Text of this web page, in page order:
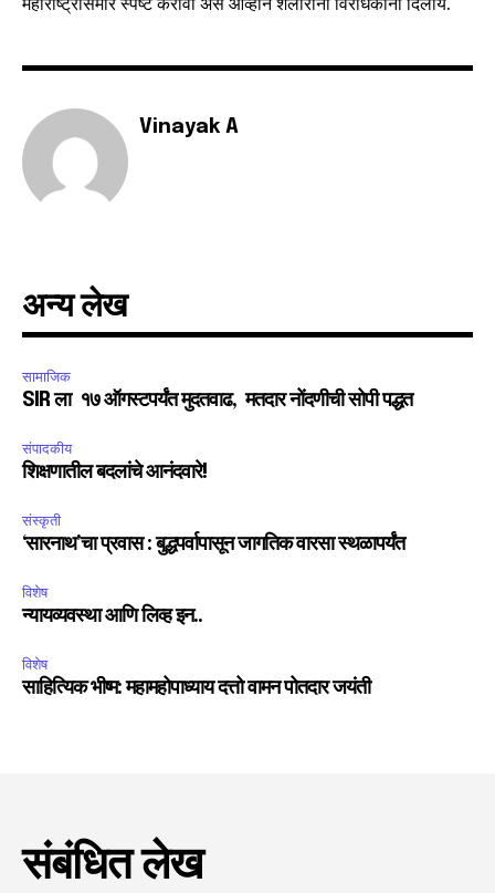
Vinayak A
अन्य लेख
सामाजिक
SIR ला १७ ऑगस्टपर्यंत मुदतवाढ, मतदार नोंदणीची सोपी पद्धत
संपादकीय
शिक्षणातील बदलांचे आनंदवारे!
संस्कृती
‘सारनाथ’चा प्रवास : बुद्धपर्वापासून जागतिक वारसा स्थळापर्यंत
विशेष
न्यायव्यवस्था आणि लिव्ह इन..
विशेष
साहित्यिक भीष्म: महामहोपाध्याय दत्तो वामन पोतदार जयंती
संबंधित लेख